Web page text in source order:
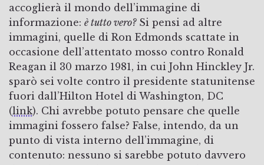
accoglierà il mondo dell’immagine di
informazione: è tutto vero?Si pensi ad altre
immagini, quelle di Ron Edmonds scattate in
occasione dell’attentato mosso contro Ronald
Reagan il 30 marzo 1981, in cui John Hinckley Jr.
sparò sei volte contro il presidente statunitense
fuori dall’Hilton Hotel di Washington, DC
(link). Chi avrebbe potuto pensare che quelle
immagini fossero false? False, intendo, da un
punto di vista interno dell’immagine, di
contenuto: nessuno si sarebbe potuto davvero